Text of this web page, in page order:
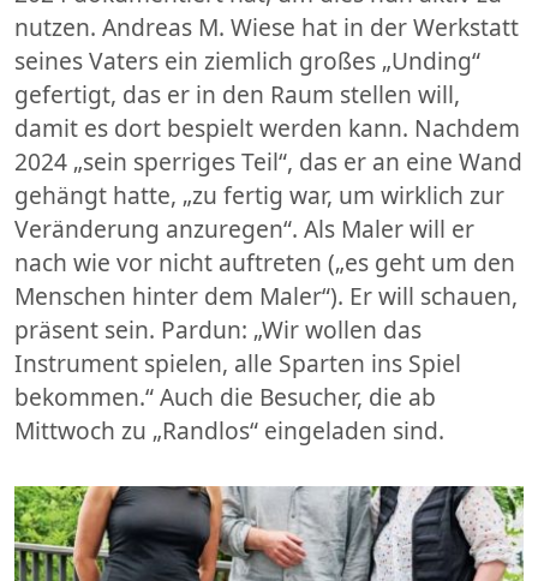
nutzen. Andreas M. Wiese hat in der Werkstatt
seines Vaters ein ziemlich großes „Unding“
gefertigt, das er in den Raum stellen will,
damit es dort bespielt werden kann. Nachdem
2024 „sein sperriges Teil“, das er an eine Wand
gehängt hatte, „zu fertig war, um wirklich zur
Veränderung anzuregen“. Als Maler will er
nach wie vor nicht auftreten („es geht um den
Menschen hinter dem Maler“). Er will schauen,
präsent sein. Pardun: „Wir wollen das
Instrument spielen, alle Sparten ins Spiel
bekommen.“ Auch die Besucher, die ab
Mittwoch zu „Randlos“ eingeladen sind.